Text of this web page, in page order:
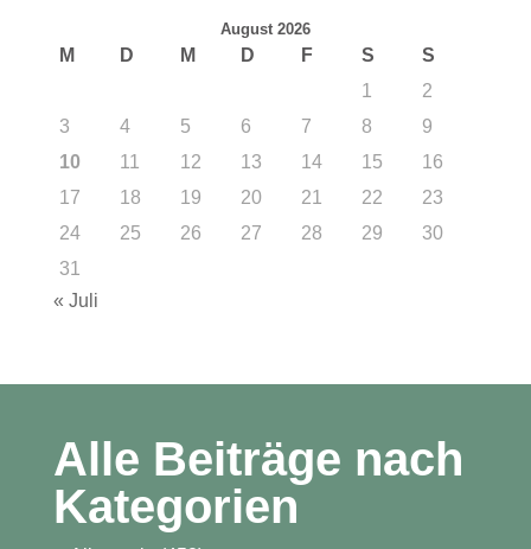
August 2026
M D M D F S
S
1
2
3
4 5 6 7 8
9
10
11 12 13 14 15
16
17
18 19 20 21 22
23
24
25 26 27 28 29
30
31
« Juli
Alle Beiträge nach
Kategorien